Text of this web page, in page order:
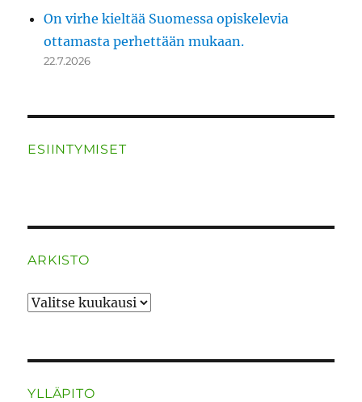
On virhe kieltää Suomessa opiskelevia
ottamasta perhettään mukaan.
22.7.2026
ESIINTYMISET
ARKISTO
ARKISTO
YLLÄPITO